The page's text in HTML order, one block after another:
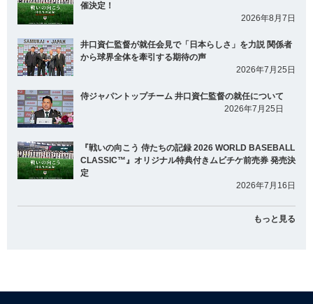
催決定！
2026年8月7日
井口資仁監督が就任会見で「日本らしさ」を力説 関係者
から球界全体を牽引する期待の声
2026年7月25日
侍ジャパントップチーム 井口資仁監督の就任について
2026年7月25日
『戦いの向こう 侍たちの記録 2026 WORLD BASEBALL
CLASSIC™』オリジナル特典付きムビチケ前売券 発売決
定
2026年7月16日
もっと見る